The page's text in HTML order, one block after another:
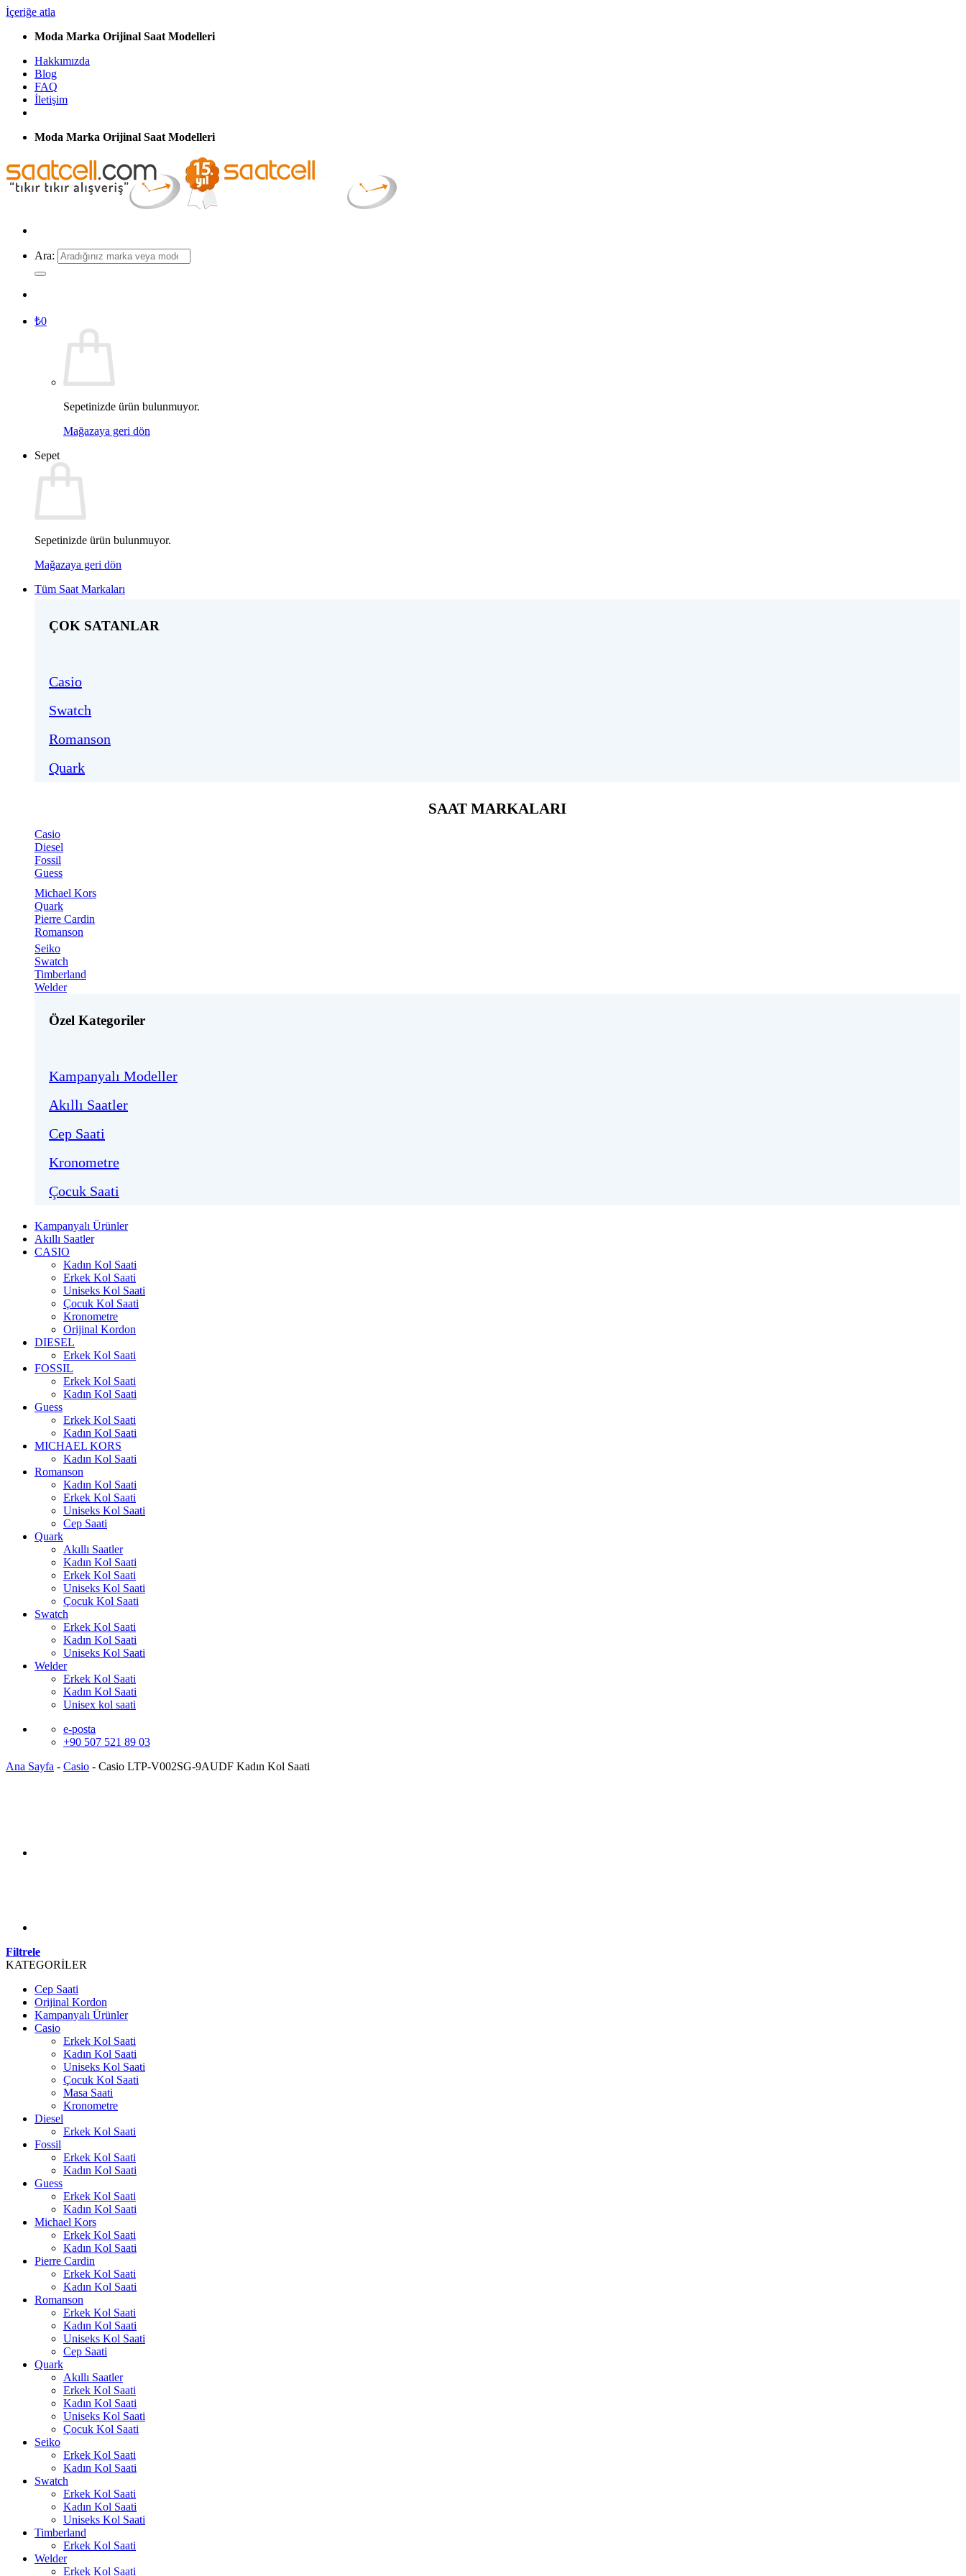
İçeriğe atla
Moda Marka Orijinal Saat Modelleri
Hakkımızda
Blog
FAQ
İletişim
Moda Marka Orijinal Saat Modelleri
Ara:
₺0
Sepetinizde ürün bulunmuyor.
Mağazaya geri dön
Sepet
Sepetinizde ürün bulunmuyor.
Mağazaya geri dön
Tüm Saat Markaları
ÇOK SATANLAR
Casio
Swatch
Romanson
Quark
SAAT MARKALARI
Casio
Diesel
Fossil
Guess
Michael Kors
Quark
Pierre Cardin
Romanson
Seiko
Swatch
Timberland
Welder
Özel Kategoriler
Kampanyalı Modeller
Akıllı Saatler
Cep Saati
Kronometre
Çocuk Saati
Kampanyalı Ürünler
Akıllı Saatler
CASIO
Kadın Kol Saati
Erkek Kol Saati
Uniseks Kol Saati
Çocuk Kol Saati
Kronometre
Orijinal Kordon
DIESEL
Erkek Kol Saati
FOSSIL
Erkek Kol Saati
Kadın Kol Saati
Guess
Erkek Kol Saati
Kadın Kol Saati
MICHAEL KORS
Kadın Kol Saati
Romanson
Kadın Kol Saati
Erkek Kol Saati
Uniseks Kol Saati
Cep Saati
Quark
Akıllı Saatler
Kadın Kol Saati
Erkek Kol Saati
Uniseks Kol Saati
Çocuk Kol Saati
Swatch
Erkek Kol Saati
Kadın Kol Saati
Uniseks Kol Saati
Welder
Erkek Kol Saati
Kadın Kol Saati
Unisex kol saati
e-posta
+90 507 521 89 03
Ana Sayfa - Casio - Casio LTP-V002SG-9AUDF Kadın Kol Saati
Filtrele
KATEGORİLER
Cep Saati
Orijinal Kordon
Kampanyalı Ürünler
Casio
Erkek Kol Saati
Kadın Kol Saati
Uniseks Kol Saati
Çocuk Kol Saati
Masa Saati
Kronometre
Diesel
Erkek Kol Saati
Fossil
Erkek Kol Saati
Kadın Kol Saati
Guess
Erkek Kol Saati
Kadın Kol Saati
Michael Kors
Erkek Kol Saati
Kadın Kol Saati
Pierre Cardin
Erkek Kol Saati
Kadın Kol Saati
Romanson
Erkek Kol Saati
Kadın Kol Saati
Uniseks Kol Saati
Cep Saati
Quark
Akıllı Saatler
Erkek Kol Saati
Kadın Kol Saati
Uniseks Kol Saati
Çocuk Kol Saati
Seiko
Erkek Kol Saati
Kadın Kol Saati
Swatch
Erkek Kol Saati
Kadın Kol Saati
Uniseks Kol Saati
Timberland
Erkek Kol Saati
Welder
Erkek Kol Saati